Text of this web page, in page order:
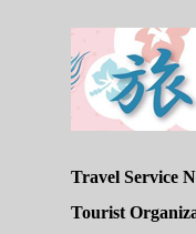
Travel Service
Tourist